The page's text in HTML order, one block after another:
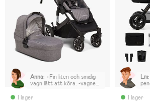
I lager
Anna: +Fin liten och smidig
vagn lätt att köra. -vagnen
så stor så kommer inte
I lager
Lm: